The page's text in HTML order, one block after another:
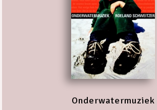
Onderwatermuziek